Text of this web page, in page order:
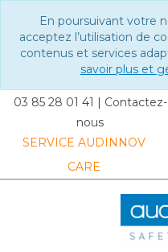
En poursuivant votre
acceptez l’utilisation de
contenus et services
savoir plus et
03 85 28 01 41 | Contactez-
nous
SERVICE AUDINNOV
CARE